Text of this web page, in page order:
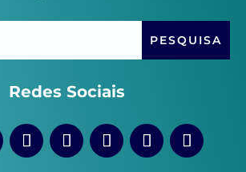
Redes Sociais